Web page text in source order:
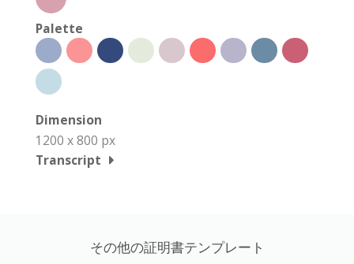
Palette
Dimension
1200 x 800 px
Transcript
その他の証明書テンプレート